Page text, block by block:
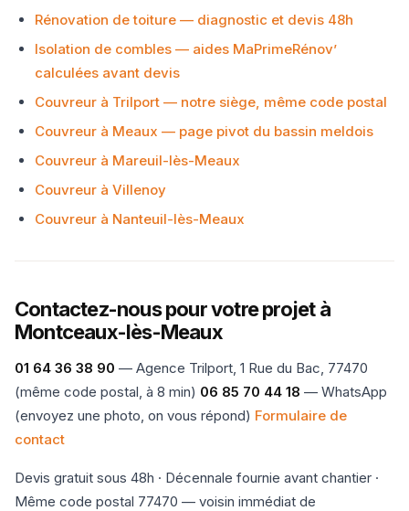
Rénovation de toiture — diagnostic et devis 48h
Isolation de combles — aides MaPrimeRénov’
calculées avant devis
Couvreur à Trilport — notre siège, même code postal
Couvreur à Meaux — page pivot du bassin meldois
Couvreur à Mareuil-lès-Meaux
Couvreur à Villenoy
Couvreur à Nanteuil-lès-Meaux
Contactez-nous pour votre projet à
Montceaux-lès-Meaux
01 64 36 38 90 — Agence Trilport, 1 Rue du Bac, 77470
(même code postal, à 8 min) 06 85 70 44 18 — WhatsApp
(envoyez une photo, on vous répond) Formulaire de
contact
Devis gratuit sous 48h · Décennale fournie avant chantier ·
Même code postal 77470 — voisin immédiat de